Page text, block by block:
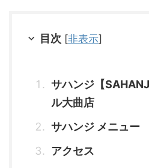
目次 [非表示]
サハンジ【
ル大曲店
サハンジ メニュー
アクセス